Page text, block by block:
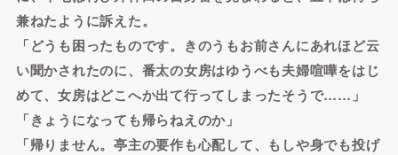
兼ねたように訴えた。
「どうも困ったものです。きのうもお前さんにあれほど云
い聞かされたのに、番太の女房はゆうべも夫婦喧嘩をはじ
めて、女房はどこへか出て行ってしまったそうで……」
「きょうになっても帰らねえのか」
「帰りません。亭主の要作も心配して、もしや身でも投げ